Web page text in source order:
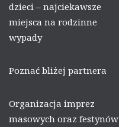
dzieci – najciekawsze
miejsca na rodzinne
wypady
Poznać bliżej partnera
Organizacja imprez
masowych oraz festynów